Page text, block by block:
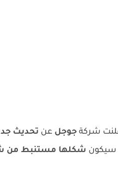
شركة جوجل عن تحديث
سيكون شكلها مستنبط من